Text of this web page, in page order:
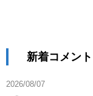
新着コメント
2026/08/07